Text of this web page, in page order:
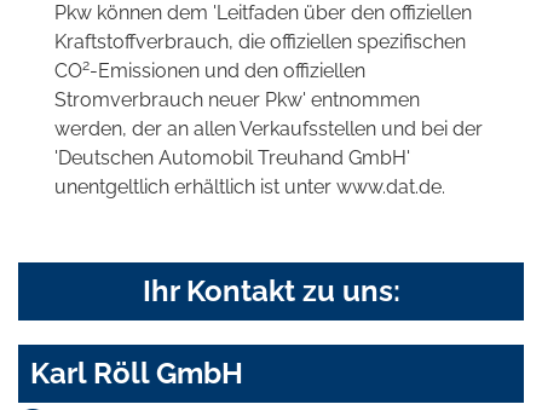
Pkw können dem 'Leitfaden über den offiziellen
Kraftstoffverbrauch, die offiziellen spezifischen
CO2-Emissionen und den offiziellen
Stromverbrauch neuer Pkw' entnommen
werden, der an allen Verkaufsstellen und bei der
'Deutschen Automobil Treuhand GmbH'
unentgeltlich erhältlich ist unter www.dat.de.
Ihr Kontakt zu uns:
Karl Röll GmbH